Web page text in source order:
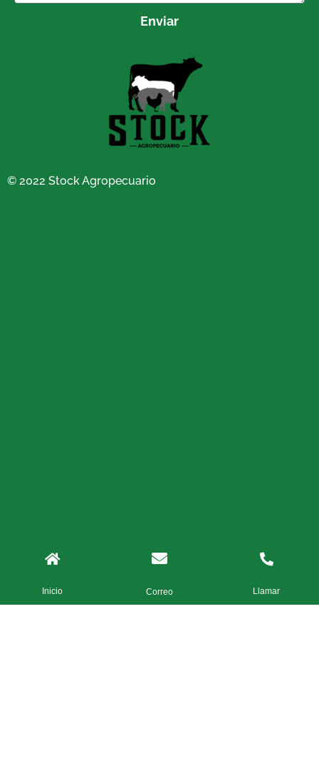
Enviar
© 2022 Stock Agropecuario
Inicio Correo Llamar